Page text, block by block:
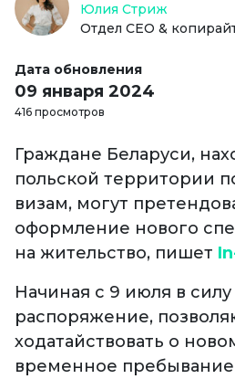
Юлия Стриж
Отдел СЕО &
Дата обновления
09 января 2024
416 просмотров
Граждане Беларуси,
польской территории
визам, могут
оформление нового
на жительство, пишет
Начиная с 9 июля в силу
распоряжение,
ходатайствовать о
временное